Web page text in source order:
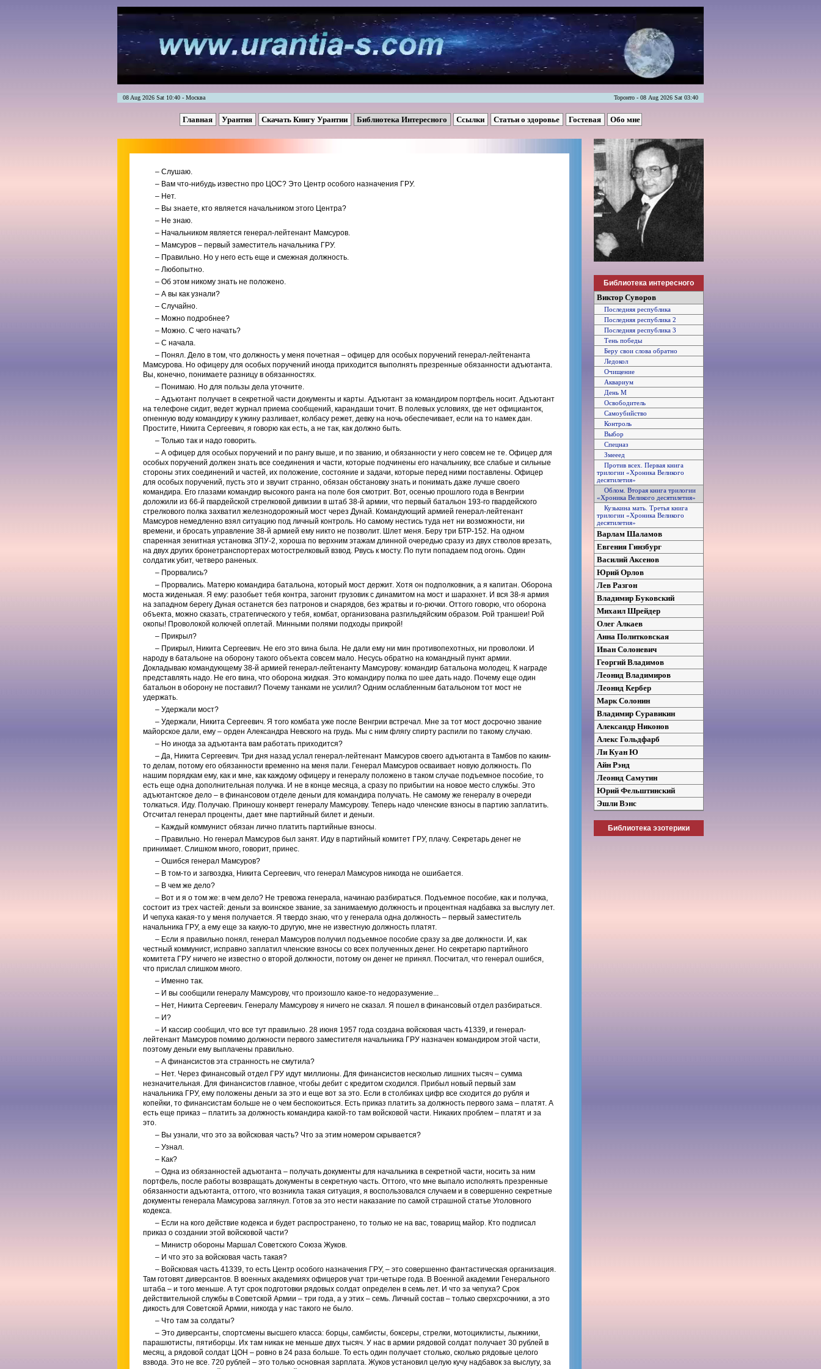
08 Aug 2026 Sat 10:40 - Москва Торонто - 08 Aug 2026 Sat 03:40
Главная Урантия Скачать Книгу Урантии Библиотека Интересного Ссылки Статьи о здоровье Гостевая Обо мне
– Слушаю.
– Вам что-нибудь известно про ЦОС? Это Центр особого назначения ГРУ.
– Нет.
– Вы знаете, кто является начальником этого Центра?
– Не знаю.
– Начальником является генерал-лейтенант Мамсуров.
– Мамсуров – первый заместитель начальника ГРУ.
– Правильно. Но у него есть еще и смежная должность.
– Любопытно.
– Об этом никому знать не положено.
– А вы как узнали?
– Случайно.
– Можно подробнее?
– Можно. С чего начать?
– С начала.
– Понял. Дело в том, что должность у меня почетная – офицер для особых поручений генерал-лейтенанта
Мамсурова. Но офицеру для особых поручений иногда приходится выполнять презренные обязанности адъютанта.
Вы, конечно, понимаете разницу в обязанностях.
– Понимаю. Но для пользы дела уточните.
– Адъютант получает в секретной части документы и карты. Адъютант за командиром портфель носит. Адъютант
на телефоне сидит, ведет журнал приема сообщений, карандаши точит. В полевых условиях, где нет официанток,
огненную воду командиру к ужину разливает, колбасу режет, девку на ночь обеспечивает, если на то намек дан.
Простите, Никита Сергеевич, я говорю как есть, а не так, как должно быть.
– Только так и надо говорить.
– А офицер для особых поручений и по рангу выше, и по званию, и обязанности у него совсем не те. Офицер для
особых поручений должен знать все соединения и части, которые подчинены его начальнику, все слабые и сильные
стороны этих соединений и частей, их положение, состояние и задачи, которые перед ними поставлены. Офицер
для особых поручений, пусть это и звучит странно, обязан обстановку знать и понимать даже лучше своего
командира. Его глазами командир высокого ранга на поле боя смотрит. Вот, осенью прошлого года в Венгрии
доложили из 66-й гвардейской стрелковой дивизии в штаб 38-й армии, что первый батальон 193-го гвардейского
стрелкового полка захватил железнодорожный мост через Дунай. Командующий армией генерал-лейтенант
Мамсуров немедленно взял ситуацию под личный контроль. Но самому нестись туда нет ни возможности, ни
времени, и бросать управление 38-й армией ему никто не позволит. Шлет меня. Беру три БТР-152. На одном
спаренная зенитная установка ЗПУ-2, хороша по верхним этажам длинной очередью сразу из двух стволов врезать,
на двух других бронетранспортерах мотострелковый взвод. Рвусь к мосту. По пути попадаем под огонь. Один
солдатик убит, четверо раненых.
– Прорвались?
– Прорвались. Матерю командира батальона, который мост держит. Хотя он подполковник, а я капитан. Оборона
моста жиденькая. Я ему: разобьет тебя контра, загонит грузовик с динамитом на мост и шарахнет. И вся 38-я армия
на западном берегу Дуная останется без патронов и снарядов, без жратвы и го-рючки. Оттого говорю, что оборона
объекта, можно сказать, стратегического у тебя, комбат, организована разгильдяйским образом. Рой траншеи! Рой
окопы! Проволокой колючей оплетай. Минными полями подходы прикрой!
– Прикрыл?
– Прикрыл, Никита Сергеевич. Не его это вина была. Не дали ему ни мин противопехотных, ни проволоки. И
народу в батальоне на оборону такого объекта совсем мало. Несусь обратно на командный пункт армии.
Докладываю командующему 38-й армией генерал-лейтенанту Мамсурову: командир батальона молодец. К награде
представлять надо. Не его вина, что оборона жидкая. Это командиру полка по шее дать надо. Почему еще один
батальон в оборону не поставил? Почему танками не усилил? Одним ослабленным батальоном тот мост не
удержать.
– Удержали мост?
– Удержали, Никита Сергеевич. Я того комбата уже после Венгрии встречал. Мне за тот мост досрочно звание
майорское дали, ему – орден Александра Невского на грудь. Мы с ним флягу спирту распили по такому случаю.
– Но иногда за адъютанта вам работать приходится?
– Да, Никита Сергеевич. Три дня назад услал генерал-лейтенант Мамсуров своего адъютанта в Тамбов по каким-
то делам, потому его обязанности временно на меня пали. Генерал Мамсуров осваивает новую должность. По
нашим порядкам ему, как и мне, как каждому офицеру и генералу положено в таком случае подъемное пособие, то
есть еще одна дополнительная получка. И не в конце месяца, а сразу по прибытии на новое место службы. Это
адъютантское дело – в финансовом отделе деньги для командира получать. Не самому же генералу в очереди
толкаться. Иду. Получаю. Приношу конверт генералу Мамсурову. Теперь надо членские взносы в партию заплатить.
Отсчитал генерал проценты, дает мне партийный билет и деньги.
– Каждый коммунист обязан лично платить партийные взносы.
– Правильно. Но генерал Мамсуров был занят. Иду в партийный комитет ГРУ, плачу. Секретарь денег не
принимает. Слишком много, говорит, принес.
– Ошибся генерал Мамсуров?
– В том-то и загвоздка, Никита Сергеевич, что генерал Мамсуров никогда не ошибается.
– В чем же дело?
– Вот и я о том же: в чем дело? Не тревожа генерала, начинаю разбираться. Подъемное пособие, как и получка,
состоит из трех частей: деньги за воинское звание, за занимаемую должность и процентная надбавка за выслугу лет.
И чепуха какая-то у меня получается. Я твердо знаю, что у генерала одна должность – первый заместитель
начальника ГРУ, а ему еще за какую-то другую, мне не известную должность платят.
– Если я правильно понял, генерал Мамсуров получил подъемное пособие сразу за две должности. И, как
честный коммунист, исправно заплатил членские взносы со всех полученных денег. Но секретарю партийного
комитета ГРУ ничего не известно о второй должности, потому он денег не принял. Посчитал, что генерал ошибся,
что прислал слишком много.
– Именно так.
– И вы сообщили генералу Мамсурову, что произошло какое-то недоразумение...
– Нет, Никита Сергеевич. Генералу Мамсурову я ничего не сказал. Я пошел в финансовый отдел разбираться.
– И?
– И кассир сообщил, что все тут правильно. 28 июня 1957 года создана войсковая часть 41339, и генерал-
лейтенант Мамсуров помимо должности первого заместителя начальника ГРУ назначен командиром этой части,
поэтому деньги ему выплачены правильно.
– А финансистов эта странность не смутила?
– Нет. Через финансовый отдел ГРУ идут миллионы. Для финансистов несколько лишних тысяч – сумма
незначительная. Для финансистов главное, чтобы дебит с кредитом сходился. Прибыл новый первый зам
начальника ГРУ, ему положены деньги за это и еще вот за это. Если в столбиках цифр все сходится до рубля и
копейки, то финансистам больше не о чем беспокоиться. Есть приказ платить за должность первого зама – платят. А
есть еще приказ – платить за должность командира какой-то там войсковой части. Никаких проблем – платят и за
это.
– Вы узнали, что это за войсковая часть? Что за этим номером скрывается?
– Узнал.
– Как?
– Одна из обязанностей адъютанта – получать документы для начальника в секретной части, носить за ним
портфель, после работы возвращать документы в секретную часть. Оттого, что мне выпало исполнять презренные
обязанности адъютанта, оттого, что возникла такая ситуация, я воспользовался случаем и в совершенно секретные
документы генерала Мамсурова заглянул. Готов за это нести наказание по самой страшной статье Уголовного
кодекса.
– Если на кого действие кодекса и будет распространено, то только не на вас, товарищ майор. Кто подписал
приказ о создании этой войсковой части?
– Министр обороны Маршал Советского Союза Жуков.
– И что это за войсковая часть такая?
– Войсковая часть 41339, то есть Центр особого назначения ГРУ, – это совершенно фантастическая организация.
Там готовят диверсантов. В военных академиях офицеров учат три-четыре года. В Военной академии Генерального
штаба – и того меньше. А тут срок подготовки рядовых солдат определен в семь лет. И что за чепуха? Срок
действительной службы в Советской Армии – три года, а у этих – семь. Личный состав – только сверхсрочники, а это
дикость для Советской Армии, никогда у нас такого не было.
– Что там за солдаты?
– Это диверсанты, спортсмены высшего класса: борцы, самбисты, боксеры, стрелки, мотоциклисты, лыжники,
парашютисты, пятиборцы. Их там никак не меньше двух тысяч. У нас в армии рядовой солдат получает 30 рублей в
месяц, а рядовой солдат ЦОН – ровно в 24 раза больше. То есть один получает столько, сколько рядовые целого
взвода. Это не все. 720 рублей – это только основная зарплата. Жуков установил целую кучу надбавок за выслугу, за
Библиотека интересного
Виктор Суворов
Последняя республика
Последняя республика 2
Последняя республика 3
Тень победы
Беру свои слова обратно
Ледокол
Очищение
Аквариум
День М
Освободитель
Самоубийство
Контроль
Выбор
Спецназ
Змееед
Против всех. Первая книга
трилогии «Хроника Великого
десятилетия»
Облом. Вторая книга трилогии
«Хроника Великого десятилетия»
Кузькина мать. Третья книга
трилогии «Хроника Великого
десятилетия»
Варлам Шаламов
Евгения Гинзбург
Василий Аксенов
Юрий Орлов
Лев Разгон
Владимир Буковский
Михаил Шрейдер
Олег Алкаев
Анна Политковская
Иван Солоневич
Георгий Владимов
Леонид Владимиров
Леонид Кербер
Марк Солонин
Владимир Суравикин
Александр Никонов
Алекс Гольдфарб
Ли Куан Ю
Айн Рэнд
Леонид Самутин
Юрий Фельштинский
Эшли Вэнс
Библиотека эзотерики